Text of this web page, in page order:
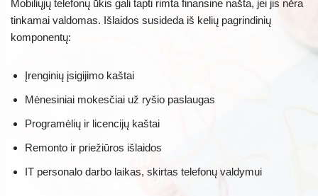
Mobiliųjų telefonų ūkis gali tapti rimta finansine našta, jei jis nėra
tinkamai valdomas. Išlaidos susideda iš kelių pagrindinių
komponentų:
Įrenginių įsigijimo kaštai
Mėnesiniai mokesčiai už ryšio paslaugas
Programėlių ir licencijų kaštai
Remonto ir priežiūros išlaidos
IT personalo darbo laikas, skirtas telefonų valdymui